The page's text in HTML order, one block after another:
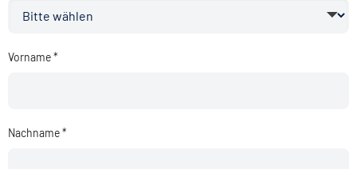
Vorname *
Nachname *